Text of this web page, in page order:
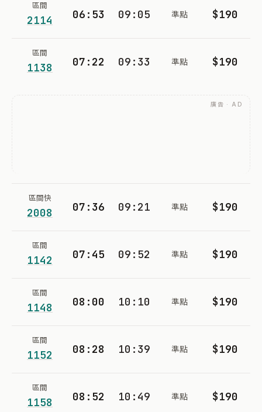
區間
2114 06:53 09:05 準點 $190
區間
1138 07:22 09:33 準點 $190
廣告 · AD
區間快
2008 07:36 09:21 準點 $190
區間
1142 07:45 09:52 準點 $190
區間
1148 08:00 10:10 準點 $190
區間
1152 08:28 10:39 準點 $190
區間
1158 08:52 10:49 準點 $190